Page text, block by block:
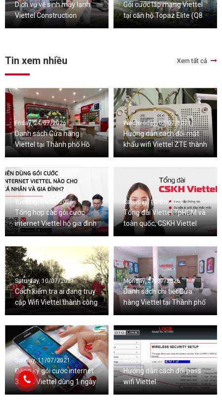
Dịch vụ vệ sinh máy lạnh
Viettel Construction
chuyên nghiệp
Gói cước lắp mạng Viettel
tại căn hộ Topaz Elite (Q8
cũ), TPHCM
Tin xem nhiều Xem tất cả
Friday, 24/07/2026
Danh sách Cửa hàng
Viettel tại Thành phố Hồ
Chí Minh
Wednesday, 07/07/2021
Hướng dẫn cách đổi mật
khẩu wifi Viettel ZTE thành
công 100%
Tuesday, 04/08/2026
Tổng hợp các gói cước
internet Viettel hộ gia đình
mới nhất 2026
Saturday, 10/01/2026
Tổng đài Viettel TpHCM và
toàn quốc, CSKH Viettel
24/7
Saturday, 10/07/2021
Cách kiểm tra ai đang truy
cập Wifi Viettel thành công
100%
Monday, 27/07/2026
Danh sách chi tiết Cửa
hàng Viettel tại Thành phố
Hà Nội
Sunday, 11/07/2021
Đăng ký gói cước internet
3G/4G Viettel dùng 1 ngày
Sunday, 08/02/2015
Hướng dẫn cách đổi pass
wifi Viettel